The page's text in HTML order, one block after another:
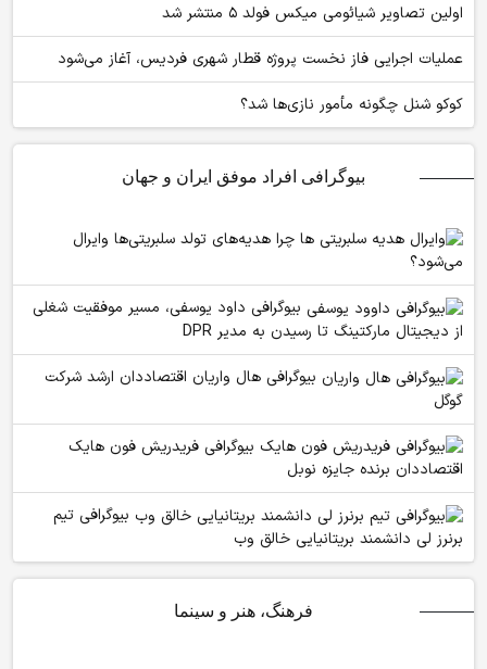
اولین تصاویر شیائومی میکس فولد ۵ منتشر شد
عملیات اجرایی فاز نخست پروژه قطار شهری فردیس، آغاز می‌شود
کوکو شنل چگونه مأمور نازی‌ها شد؟
بیوگرافی افراد موفق ایران و جهان
چرا هدیه‌های تولد سلبریتی‌ها وایرال
می‌شود؟
بیوگرافی داود یوسفی، مسیر موفقیت شغلی
از دیجیتال مارکتینگ تا رسیدن به مدیر DPR
بیوگرافی هال واریان اقتصاددان ارشد شرکت
گوگل
بیوگرافی فریدریش فون هایک
اقتصاددان برنده جایزه نوبل
بیوگرافی تیم
برنرز لی دانشمند بریتانیایی خالق وب
فرهنگ، هنر و سینما